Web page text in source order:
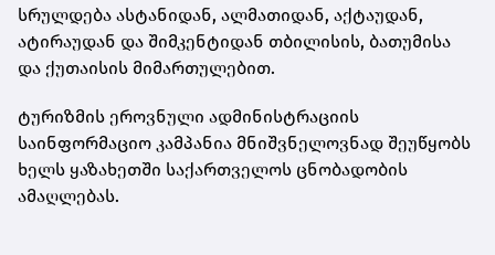
სრულდება ასტანიდან, ალმათიდან, აქტაუდან,
ატირაუდან და შიმკენტიდან თბილისის, ბათუმისა
და ქუთაისის მიმართულებით.
ტურიზმის ეროვნული ადმინისტრაციის
საინფორმაციო კამპანია მნიშვნელოვნად შეუწყობს
ხელს ყაზახეთში საქართველოს ცნობადობის
ამაღლებას.